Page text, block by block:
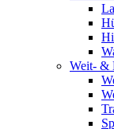
Weit- &